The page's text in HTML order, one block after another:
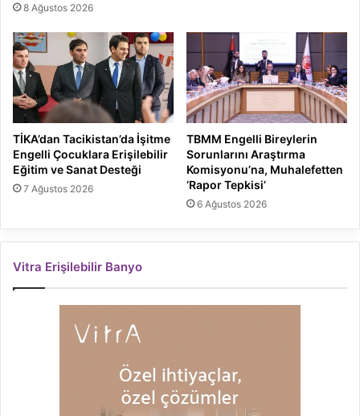
8 Ağustos 2026
TİKA’dan Tacikistan’da İşitme
Engelli Çocuklara Erişilebilir
Eğitim ve Sanat Desteği
7 Ağustos 2026
TBMM Engelli Bireylerin
Sorunlarını Araştırma
Komisyonu’na, Muhalefetten
‘Rapor Tepkisi’
6 Ağustos 2026
Vitra Erişilebilir Banyo